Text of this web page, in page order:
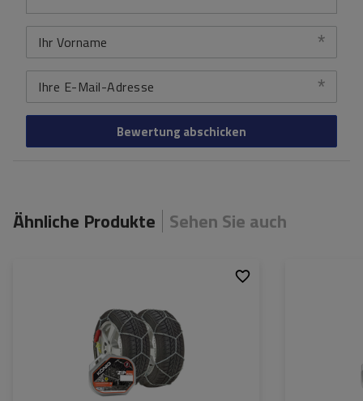
Ihr Vorname
Ihre E-Mail-Adresse
Bewertung abschicken
Ähnliche Produkte Sehen Sie auch
Selbstspannsystem:
ja
ÖNORM V5117